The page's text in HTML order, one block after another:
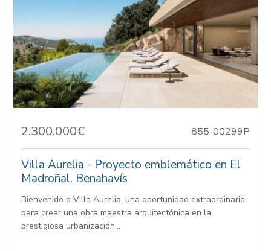
2.300.000€ 855-00299P
Villa Aurelia - Proyecto emblemático en El
Madroñal, Benahavís
Bienvenido a Villa Aurelia, una oportunidad extraordinaria
para crear una obra maestra arquitectónica en la
prestigiosa urbanización...